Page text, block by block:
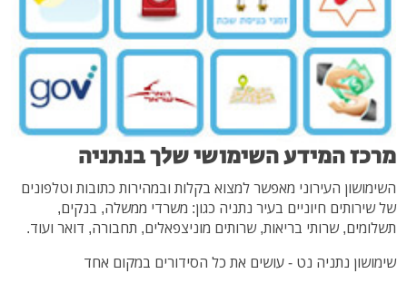
מרכז המידע השימושי שלך בנתניה
השימושון העירוני מאפשר למצוא בקלות ובמהירות כתובות וטלפונים
של שירותים חיוניים בעיר נתניה כגון: משרדי ממשלה, בנקים,
תשלומים, שרותי בריאות, שרותים מוניצפאלים, תחבורה, דואר ועוד.
שימושון נתניה נט - עושים את כל הסידורים במקום אחד